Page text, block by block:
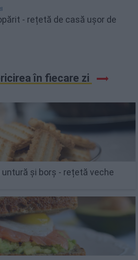
- rețetă de casă ușor de
în fiecare zi
și borș - rețetă veche